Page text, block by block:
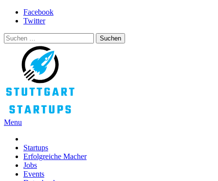
Skip
Facebook
Twitter
Suchen
nach:
Württemberg
Menu
Startups
Erfolgreiche Macher
Jobs
Events